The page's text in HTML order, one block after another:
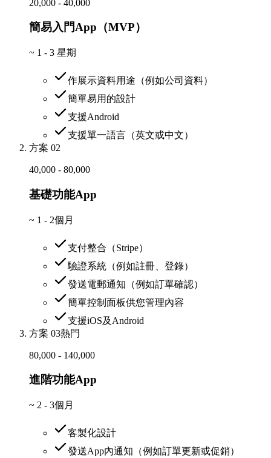
20,000 - 40,000
簡易入門App（MVP）
~ 1 - 3 星期
作展示資料用途（例如公司資料）
簡單易用的設計
支援Android
支援單一語言（英文或中文）
方案 02
40,000 - 80,000
基礎功能App
~ 1 - 2個月
支付整合（Stripe）
驗證系統（例如註冊、登錄）
發送電郵通知（例如訂單確認）
簡單控制面板供您管理內容
支援iOS及Android
方案 03熱門
80,000 - 140,000
進階功能App
~ 2 - 3個月
客製化設計
發送App內通知（例如訂單更新或促銷）